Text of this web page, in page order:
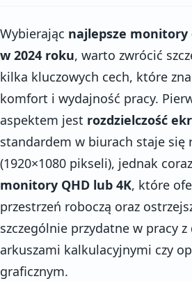
Wybierając najlepsze
w 2024 roku, warto zwrócić
kilka kluczowych cech, które
komfort i wydajność pracy.
aspektem jest rozdzielczość
standardem w biurach staje się
(1920×1080 pikseli), jednak
monitory QHD lub 4K, które
przestrzeń roboczą oraz
szczególnie przydatne w pracy
arkuszami kalkulacyjnymi czy
graficznym.